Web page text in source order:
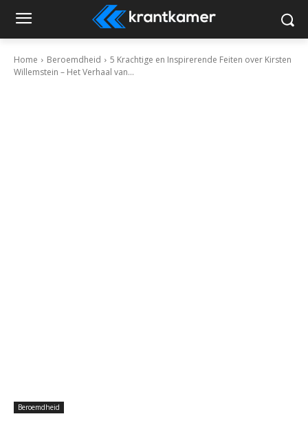
Home Beroemdheid
5 Krachtige en Inspirerende Feiten over Kirsten
Willemstein – Het Verhaal van...
Beroemdheid